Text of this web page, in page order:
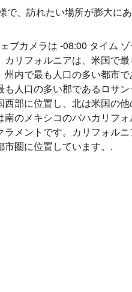
で、訪れたい場所が膨大に
ブカメラは -08:00 タイム
カリフォルニアは、米国で
州内で最も人口の多い都市
も人口の多い郡であるロサ
西部に位置し、北は米国の
南のメキシコのバハカリフ
ラメントです。カリフォル
市圏に位置しています。.